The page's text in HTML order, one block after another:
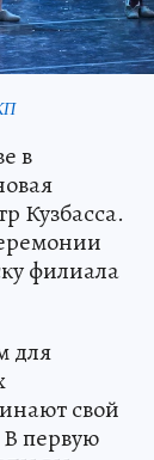
в
Кузбасса.
филиала
для
свой
В первую